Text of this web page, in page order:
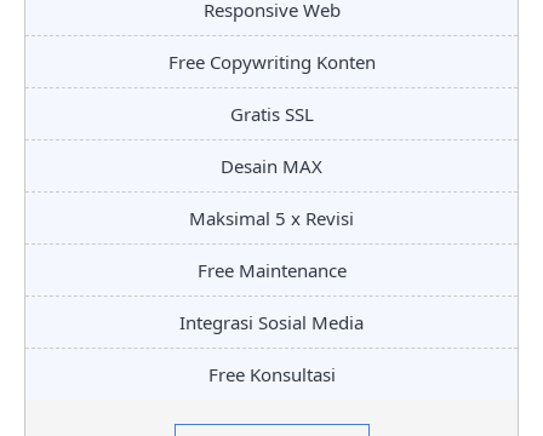
Responsive Web
Free Copywriting Konten
Gratis SSL
Desain MAX
Maksimal 5 x Revisi
Free Maintenance
Integrasi Sosial Media
Free Konsultasi